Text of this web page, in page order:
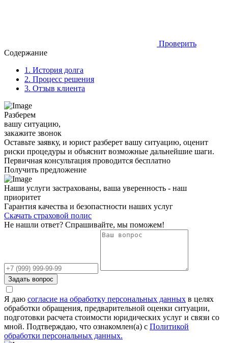
Проверить
Содержание
1. История долга
2. Процесс решения
3. Отзыв клиента
Разберем
вашу ситуацию,
закажите звонок
Оставьте заявку, и юрист разберет вашу ситуацию, оценит
риски процедуры и объяснит возможные дальнейшие шаги.
Первичная консультация проводится бесплатно
Получить предложение
Наши услуги застрахованы, ваша уверенность - наш
приоритет
Гарантия качества и безопастности наших услуг
Скачать страховой полис
Не нашли ответ? Спрашивайте, мы поможем!
Задать вопрос
Я даю согласие на обработку персональных данных в целях
обработки обращения, предварительной оценки ситуации,
подготовки расчета стоимости юридических услуг и связи со
мной. Подтверждаю, что ознакомлен(а) с Политикой
обработки персональных данных.